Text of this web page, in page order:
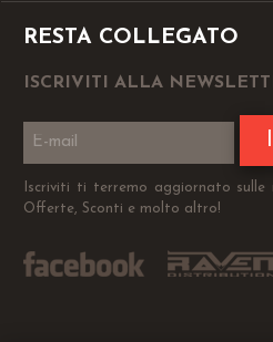
RESTA COLLEGATO
ISCRIVITI ALLA
Iscriviti ti terremo aggiornato sulle
Offerte, Sconti e molto altro!